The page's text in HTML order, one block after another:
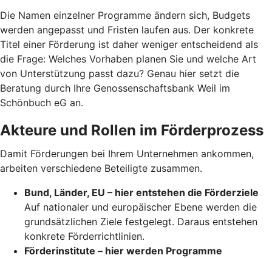
Die Namen einzelner Programme ändern sich, Budgets
werden angepasst und Fristen laufen aus. Der konkrete
Titel einer Förderung ist daher weniger entscheidend als
die Frage: Welches Vorhaben planen Sie und welche Art
von Unterstützung passt dazu? Genau hier setzt die
Beratung durch Ihre Genossenschaftsbank Weil im
Schönbuch eG an.
Akteure und Rollen im Förderprozess
Damit Förderungen bei Ihrem Unternehmen ankommen,
arbeiten verschiedene Beteiligte zusammen.
Bund, Länder, EU – hier entstehen die Förderziele
Auf nationaler und europäischer Ebene werden die
grundsätzlichen Ziele festgelegt. Daraus entstehen
konkrete Förderrichtlinien.
Förderinstitute – hier werden Programme